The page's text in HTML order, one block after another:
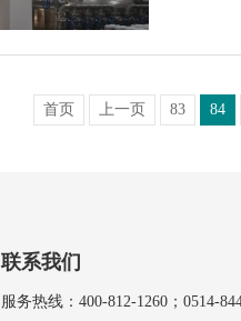
首页 上一页 83 84
联系我们
服务热线：400-812-1260；0514-